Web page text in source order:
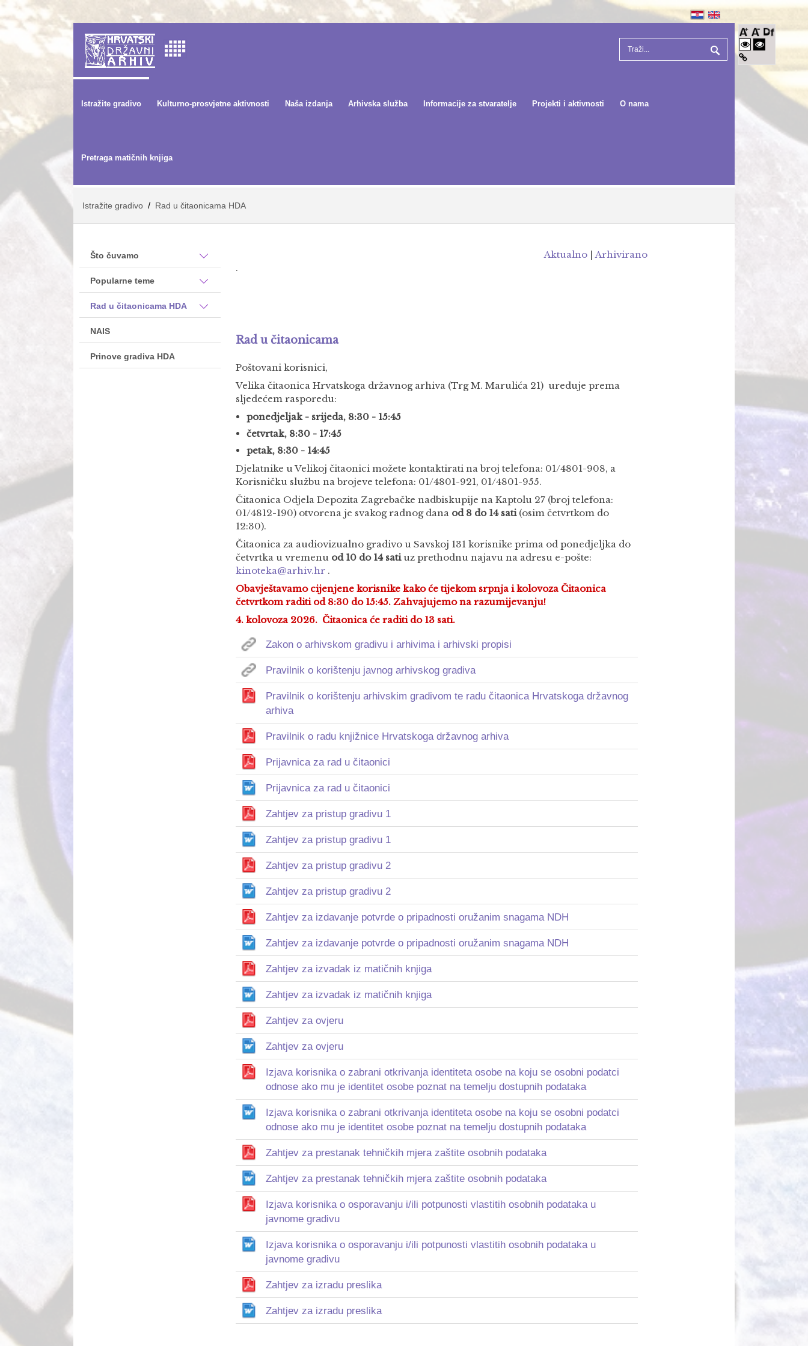
Istražite gradivo Kulturno-prosvjetne aktivnosti Naša izdanja Arhivska služba Informacije za stvaratelje Projekti i aktivnosti O nama
Pretraga matičnih knjiga
Istražite gradivo / Rad u čitaonicama HDA
Što čuvamo
Popularne teme
Rad u čitaonicama HDA
NAIS
Prinove gradiva HDA
Aktualno |Arhivirano
.
Rad u čitaonicama
Poštovani korisnici,
Velika čitaonica Hrvatskoga državnog arhiva (Trg M. Marulića 21) ureduje prema
sljedećem rasporedu:
ponedjeljak - srijeda, 8:30 - 15:45
četvrtak, 8:30 - 17:45
petak, 8:30 - 14:45
Djelatnike u Velikoj čitaonici možete kontaktirati na broj telefona: 01/4801-908, a
Korisničku službu na brojeve telefona: 01/4801-921, 01/4801-955.
Čitaonica Odjela Depozita Zagrebačke nadbiskupije na Kaptolu 27 (broj telefona:
01/4812-190) otvorena je svakog radnog dana od 8 do 14 sati(osim četvrtkom do
12:30).
Čitaonica za audiovizualno gradivo u Savskoj 131 korisnike prima od ponedjeljka do
četvrtka u vremenu od 10 do 14 satiuz prethodnu najavu na adresu e-pošte:
kinoteka@arhiv.hr .
Obavještavamo cijenjene korisnike kako će tijekom srpnja i kolovoza Čitaonica
četvrtkom raditi od 8:30 do 15:45. Zahvajujemo na razumijevanju!
4. kolovoza 2026. Čitaonica će raditi do 13 sati.
Zakon o arhivskom gradivu i arhivima i arhivski propisi
Pravilnik o korištenju javnog arhivskog gradiva
Pravilnik o korištenju arhivskim gradivom te radu čitaonica Hrvatskoga državnog
arhiva
Pravilnik o radu knjižnice Hrvatskoga državnog arhiva
Prijavnica za rad u čitaonici
Prijavnica za rad u čitaonici
Zahtjev za pristup gradivu 1
Zahtjev za pristup gradivu 1
Zahtjev za pristup gradivu 2
Zahtjev za pristup gradivu 2
Zahtjev za izdavanje potvrde o pripadnosti oružanim snagama NDH
Zahtjev za izdavanje potvrde o pripadnosti oružanim snagama NDH
Zahtjev za izvadak iz matičnih knjiga
Zahtjev za izvadak iz matičnih knjiga
Zahtjev za ovjeru
Zahtjev za ovjeru
Izjava korisnika o zabrani otkrivanja identiteta osobe na koju se osobni podatci
odnose ako mu je identitet osobe poznat na temelju dostupnih podataka
Izjava korisnika o zabrani otkrivanja identiteta osobe na koju se osobni podatci
odnose ako mu je identitet osobe poznat na temelju dostupnih podataka
Zahtjev za prestanak tehničkih mjera zaštite osobnih podataka
Zahtjev za prestanak tehničkih mjera zaštite osobnih podataka
Izjava korisnika o osporavanju i/ili potpunosti vlastitih osobnih podataka u
javnome gradivu
Izjava korisnika o osporavanju i/ili potpunosti vlastitih osobnih podataka u
javnome gradivu
Zahtjev za izradu preslika
Zahtjev za izradu preslika